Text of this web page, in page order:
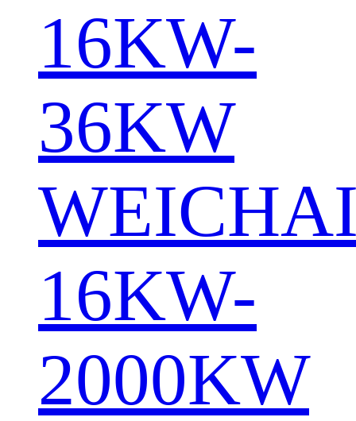
16KW-
36KW
16KW-
2000KW